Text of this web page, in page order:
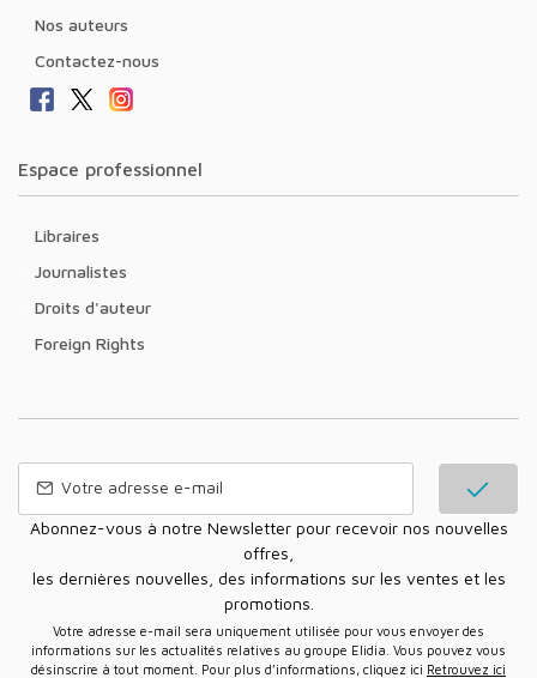
Nos auteurs
Contactez-nous
Espace professionnel
Libraires
Journalistes
Droits d'auteur
Foreign Rights
Abonnez-vous à notre Newsletter pour recevoir nos nouvelles
offres,
les dernières nouvelles, des informations sur les ventes et les
promotions.
Votre adresse e-mail sera uniquement utilisée pour vous envoyer des
informations sur les actualités relatives au groupe Elidia. Vous pouvez vous
désinscrire à tout moment. Pour plus d’informations, cliquez ici Retrouvez ici